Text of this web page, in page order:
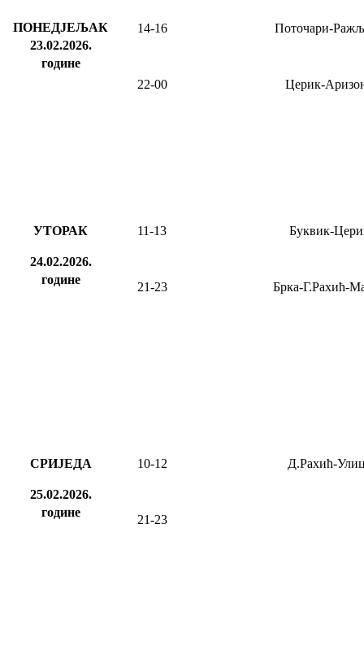
ПОНЕДЈЕЉАК
23.02.2026.
године
14-16 Поточари-
22-00 Церик-
УТОРАК
24.02.2026.
године
11-13 Буквик-
21-23 Брка-Г.Рахић-
СРИЈЕДА
25.02.2026.
године
10-12 Д.Рахић-
21-23